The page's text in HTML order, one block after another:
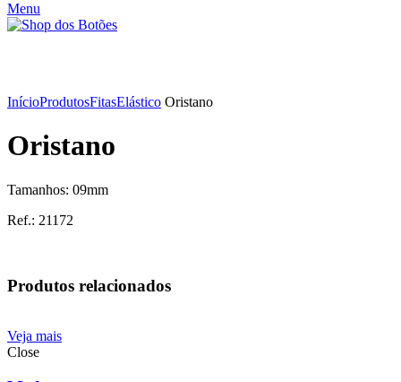
Menu
InícioProdutosFitasElástico Oristano
Oristano
Tamanhos: 09mm
Ref.: 21172
Produtos relacionados
Veja mais
Close